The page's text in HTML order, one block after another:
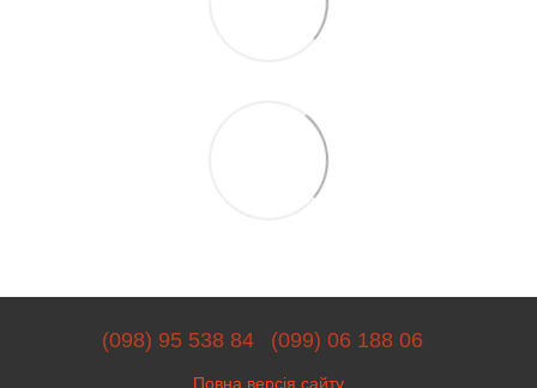
(098) 95 538 84 (099) 06 188 06
Повна версія сайту